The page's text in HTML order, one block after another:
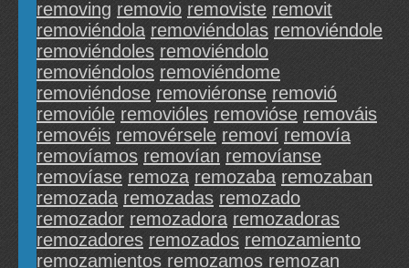
removing removio removiste removit
removiéndola removiéndolas removiéndole
removiéndoles removiéndolo
removiéndolos removiéndome
removiéndose removiéronse removió
removióle removióles removióse remováis
removéis removérsele removí removía
removíamos removían removíanse
removíase remoza remozaba remozaban
remozada remozadas remozado
remozador remozadora remozadoras
remozadores remozados remozamiento
remozamientos remozamos remozan